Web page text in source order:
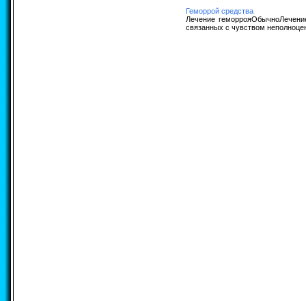
Геморрой средства
Лечение
связанных с чувством